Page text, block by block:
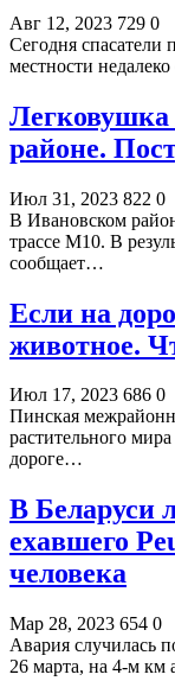
Авг 12, 2023 729 0
Сегодня спасатели
местности
Легковушка
районе.
Июл 31, 2023 822 0
В Ивановском
трассе М10. В
сообщает…
Если на
животное.
Июл 17, 2023 686 0
Пинская
растительного
дороге…
В Беларуси
ехавшего
человека
Мар 28, 2023 654 0
Авария случилась
26 марта, на 4-м км